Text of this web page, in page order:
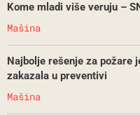
Kome mladi više veruju –
Mašina
Najbolje rešenje za požare
zakazala u preventivi
Mašina